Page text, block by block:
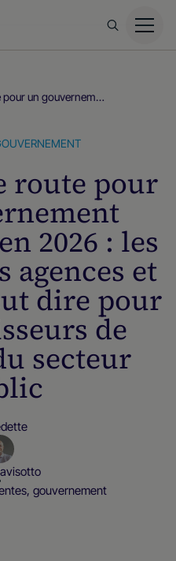
La feuille de route pour un gouvernement numérique en 2026 : les priorités des agences et ce que ça veut dire pour les fournisseurs de logiciels du secteur public
route pour
2026 : les
agences et
dire pour
de
secteur
gouvernement